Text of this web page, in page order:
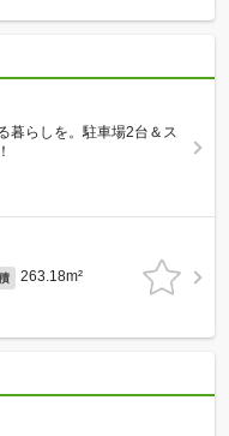
暮らしを。駐車場2台＆ス
263.18m²